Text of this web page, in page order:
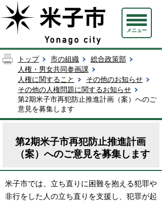
メニュー
トップ 市の組織
総合政策部
人権・男女共同参画課
人権に関すること
その他のお知らせ
その他の人権問題に関するお知らせ
第2期米子市再犯防止推進計画（案）へのご
意見を募集します
第2期米子市再犯防止推進計画
（案）へのご意見を募集します
米子市では、立ち直りに困難を抱える犯罪や
非行をした人の立ち直りを支援し、犯罪が起